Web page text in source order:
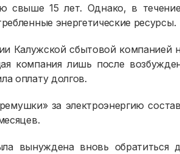
свыше 15 лет. Однако, в
энергетические ресурсы.
Калужской сбытовой компанией
компания лишь после
оплату долгов.
за электроэнергию
вынуждена вновь обратиться